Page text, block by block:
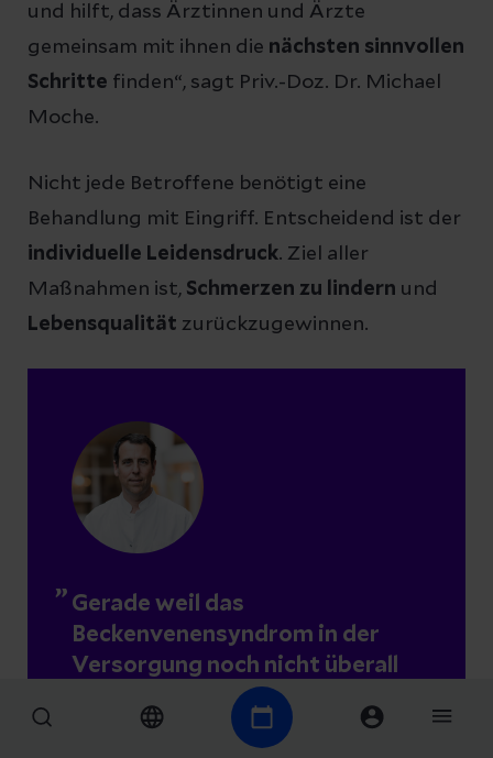
und hilft, dass Ärztinnen und Ärzte
gemeinsam mit ihnen die nächsten sinnvollen
Schritte finden“, sagt Priv.-Doz. Dr. Michael
Moche.
Nicht jede Betroffene benötigt eine
Behandlung mit Eingriff. Entscheidend ist der
individuelle Leidensdruck. Ziel aller
Maßnahmen ist, Schmerzen zu lindern und
Lebensqualität zurückzugewinnen.
Gerade weil das
Beckenvenensyndrom in der
Versorgung noch nicht überall
routinemäßig mitgedacht wird,
ist Aufklärung darüber so